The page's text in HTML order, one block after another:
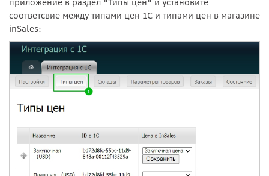
приложение в раздел "Типы цен" и установите
соответсвие между типами цен 1С и типами цен в магазине
inSales: